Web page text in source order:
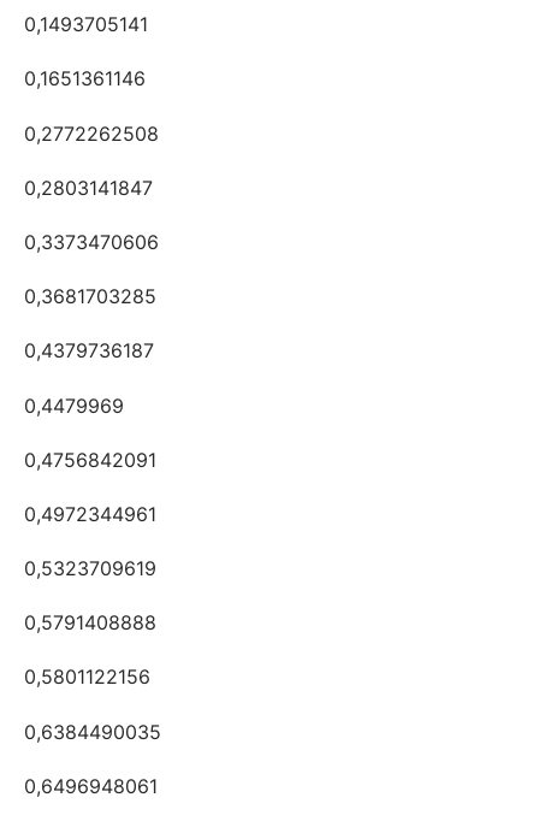
0,1493705141
0,1651361146
0,2772262508
0,2803141847
0,3373470606
0,3681703285
0,4379736187
0,4479969
0,4756842091
0,4972344961
0,5323709619
0,5791408888
0,5801122156
0,6384490035
0,6496948061